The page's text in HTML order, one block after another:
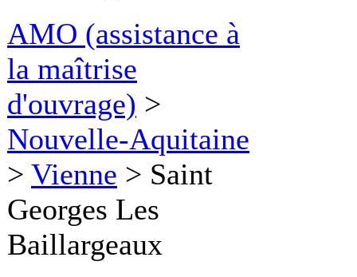
AMO (assistance à
la maîtrise
d'ouvrage) >
Nouvelle-Aquitaine
> Vienne > Saint
Georges Les
Baillargeaux